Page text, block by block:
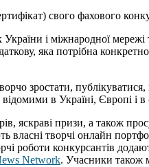
свого фахового
України і міжнародної
яка потрібна
зростати,
в Україні, Європі і в
яскраві призи, а також
власні творчі онлайн
роботи конкурсантів
Network. Учасники також